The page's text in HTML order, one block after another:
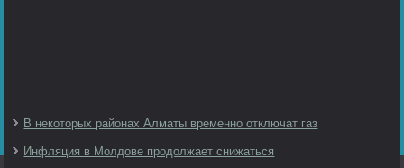
В некоторых районах Алматы временно отключат газ
Инфляция в Молдове продолжает снижаться